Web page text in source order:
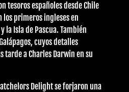
tesoros españoles desde Chile
los primeros ingleses en
la Isla de Pascua. También
cuyos detalles
tarde a Charles Darwin en su
Delight se forjaron una